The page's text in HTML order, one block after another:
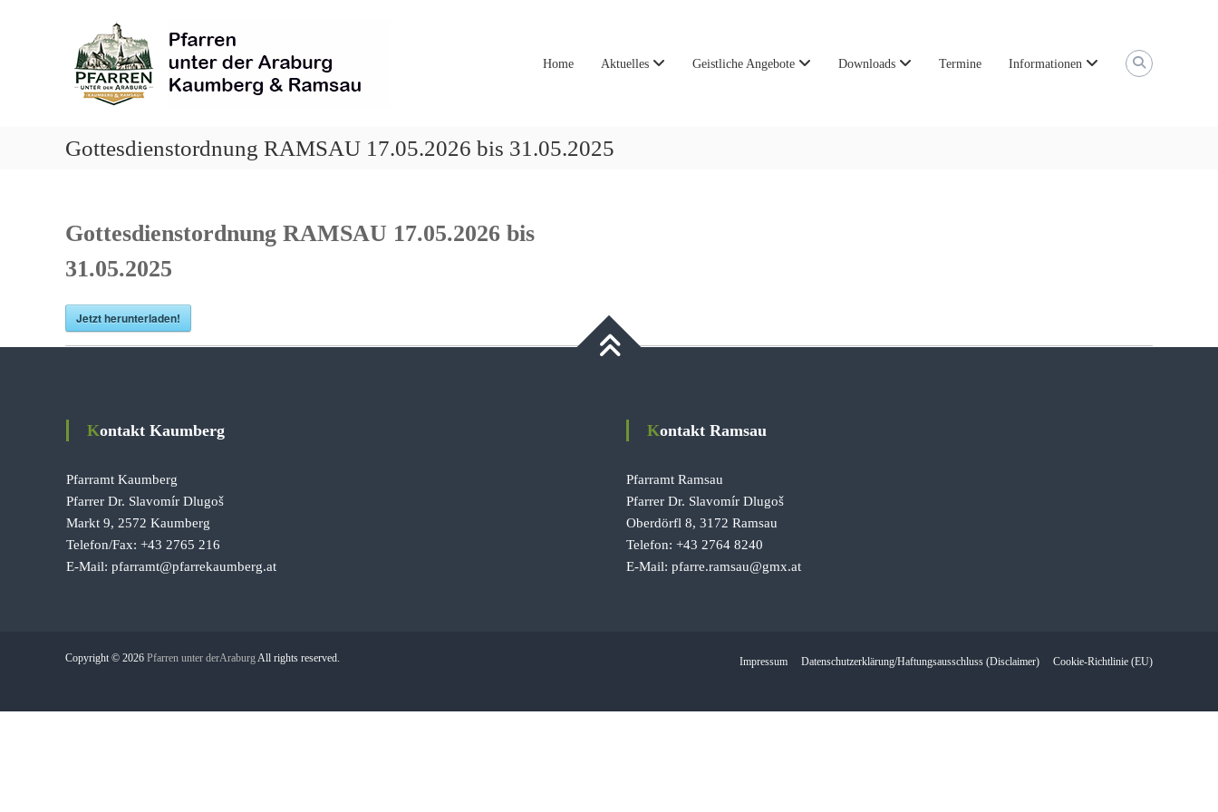
Pfarren
unter
derAraburg
in
Kaumberg
Home Aktuelles Geistliche Angebote Downloads Termine Informationen
Gottesdienstordnung RAMSAU 17.05.2026 bis 31.05.2025
Gottesdienstordnung RAMSAU 17.05.2026 bis
31.05.2025
Jetzt herunterladen!
Kontakt Kaumberg
Pfarramt Kaumberg
Pfarrer Dr. Slavomír Dlugoš
Markt 9, 2572 Kaumberg
Telefon/Fax: +43 2765 216
E-Mail: pfarramt@pfarrekaumberg.at
Kontakt Ramsau
Pfarramt Ramsau
Pfarrer Dr. Slavomír Dlugoš
Oberdörfl 8, 3172 Ramsau
Telefon: +43 2764 8240
E-Mail: pfarre.ramsau@gmx.at
Copyright © 2026 Pfarren unter derAraburgAll rights reserved. Impressum Datenschutzerklärung/Haftungsausschluss (Disclaimer) Cookie-Richtlinie (EU)